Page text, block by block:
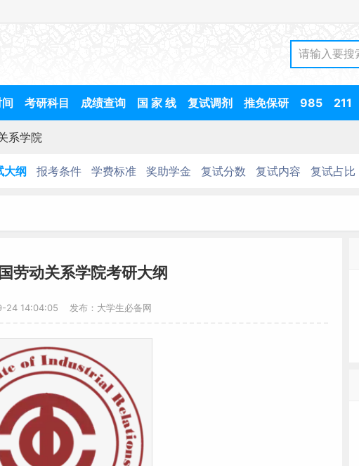
考研科目 成绩查询 国 家 线 复试调剂 推免保研 985 211
系学院
大纲 报考条件 学费标准 奖助学金 复试分数 复试内容 复试占比
劳动关系学院考研大纲
24 14:04:05 发布：大学生必备网